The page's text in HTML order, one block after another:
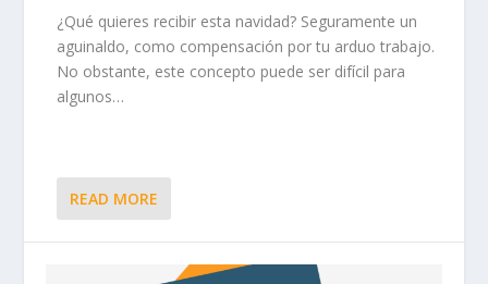
¿Qué quieres recibir esta navidad? Seguramente un
aguinaldo, como compensación por tu arduo trabajo.
No obstante, este concepto puede ser difícil para
algunos…
READ MORE